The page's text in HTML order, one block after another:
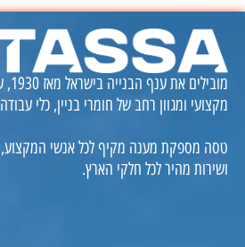
מקצועי ומגוון רחב של חומרי בניין, כלי
טסה מספקת מענה מקיף לכל אנשי
ושירות מהיר לכל חלקי הארץ.